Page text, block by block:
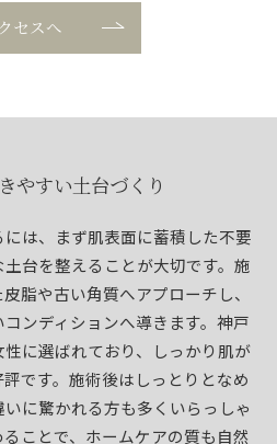
セスへ
やすい土台づくり
は、まず肌表面に蓄積した不要
台を整えることが大切です。施
脂や古い角質へアプローチし、
ンディションへ導きます。神戸
に選ばれており、しっかり肌が
です。施術後はしっとりとなめ
に驚かれる方も多くいらっしゃ
ことで、ホームケアの質も自然